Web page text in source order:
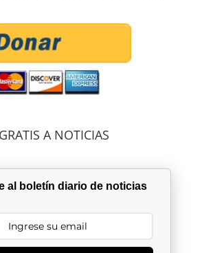
A NOTICIAS
al boletín diario de noticias